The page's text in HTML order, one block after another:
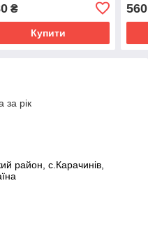
₴
Купити
560
за рік
район, с.Карачинів,